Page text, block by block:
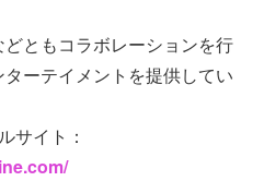
ともコラボレーションを行
ーテイメントを提供してい
サイト：